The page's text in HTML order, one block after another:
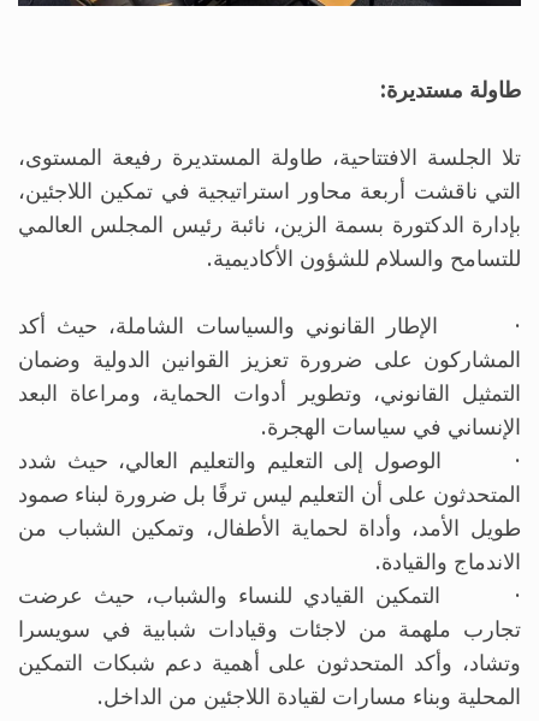
طاولة مستديرة:
تلا الجلسة الافتتاحية، طاولة المستديرة رفيعة المستوى،
التي ناقشت أربعة محاور استراتيجية في تمكين اللاجئين،
بإدارة الدكتورة بسمة الزين، نائبة رئيس المجلس العالمي
للتسامح والسلام للشؤون الأكاديمية.
· الإطار القانوني والسياسات الشاملة، حيث أكد
المشاركون على ضرورة تعزيز القوانين الدولية وضمان
التمثيل القانوني، وتطوير أدوات الحماية، ومراعاة البعد
الإنساني في سياسات الهجرة.
· الوصول إلى التعليم والتعليم العالي، حيث شدد
المتحدثون على أن التعليم ليس ترفًا بل ضرورة لبناء صمود
طويل الأمد، وأداة لحماية الأطفال، وتمكين الشباب من
الاندماج والقيادة.
· التمكين القيادي للنساء والشباب، حيث عرضت
تجارب ملهمة من لاجئات وقيادات شبابية في سويسرا
وتشاد، وأكد المتحدثون على أهمية دعم شبكات التمكين
المحلية وبناء مسارات لقيادة اللاجئين من الداخل.